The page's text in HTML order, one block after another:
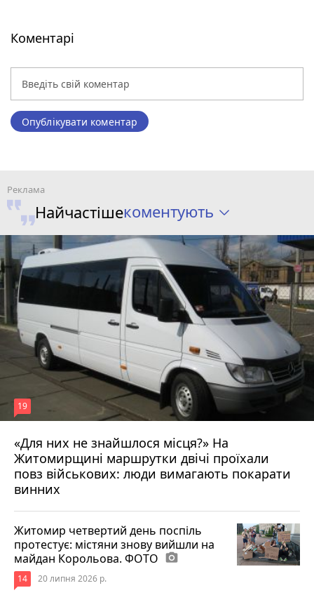
Коментарі
Опублікувати коментар
Найчастішекоментують
«Для них не знайшлося місця?» На
Житомирщині маршрутки двічі проїхали
повз військових: люди вимагають покарати
винних
19
17 липня 2026 р.
Житомир четвертий день поспіль
протестує: містяни знову вийшли на
майдан Корольова. ФОТО photo_camera
14 20 липня 2026 р.